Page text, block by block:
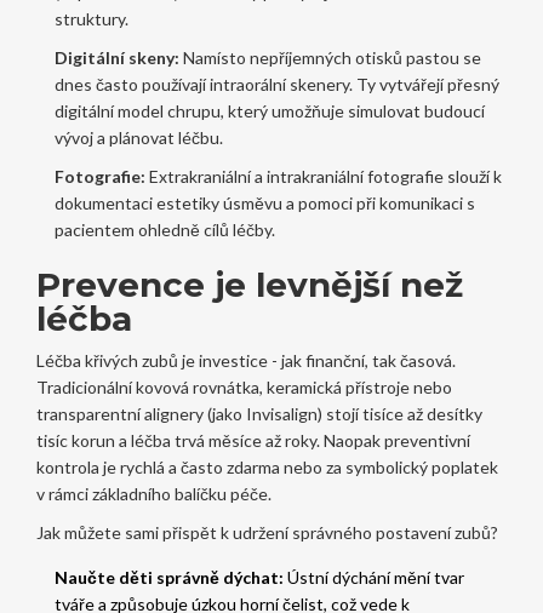
struktury.
Digitální skeny: Namísto nepříjemných otisků pastou se
dnes často používají intraorální skenery. Ty vytvářejí přesný
digitální model chrupu, který umožňuje simulovat budoucí
vývoj a plánovat léčbu.
Fotografie: Extrakraniální a intrakraniální fotografie slouží k
dokumentaci estetiky úsměvu a pomoci při komunikaci s
pacientem ohledně cílů léčby.
Prevence je levnější než
léčba
Léčba křivých zubů je investice - jak finanční, tak časová.
Tradicionální kovová rovnátka, keramická přístroje nebo
transparentní alignery (jako Invisalign) stojí tisíce až desítky
tisíc korun a léčba trvá měsíce až roky. Naopak preventivní
kontrola je rychlá a často zdarma nebo za symbolický poplatek
v rámci základního balíčku péče.
Jak můžete sami přispět k udržení správného postavení zubů?
Naučte děti správně dýchat: Ústní dýchání mění tvar
tváře a způsobuje úzkou horní čelist, což vede k